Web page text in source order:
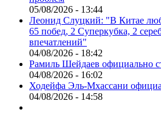
05/08/2026 - 13:44
Леонид Слуцкий: "В Китае
65 побед, 2 Суперкубка, 2
впечатлений"
04/08/2026 - 18:42
Рамиль Шейдаев официально
04/08/2026 - 16:02
Ходейфа Эль-Мхассани
04/08/2026 - 14:58